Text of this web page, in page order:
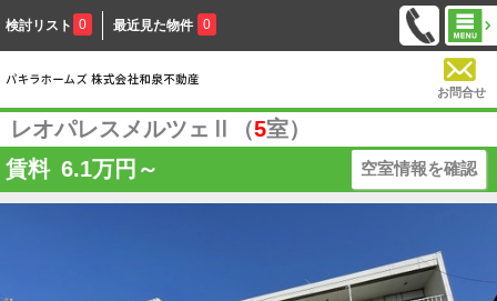
検討リスト 0 最近見た物件 0
お問合せ
レオパレスメルツェⅡ（5室）
賃料 6.1万円～ 空室情報を確認